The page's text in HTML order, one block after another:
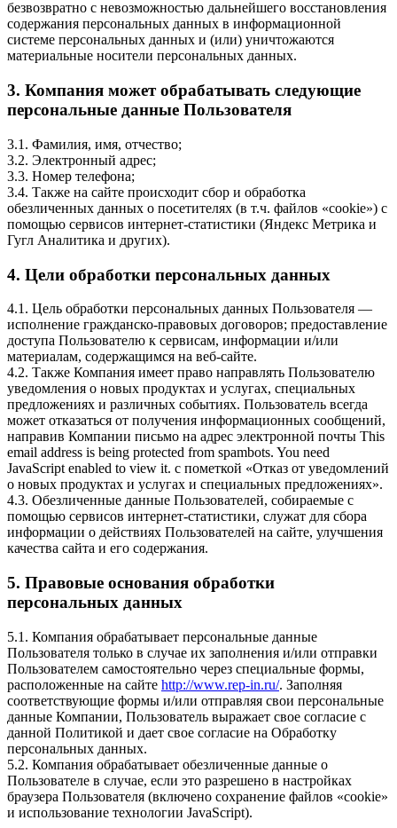
безвозвратно с невозможностью дальнейшего восстановления
содержания персональных данных в информационной
системе персональных данных и (или) уничтожаются
материальные носители персональных данных.
3. Компания может обрабатывать следующие
персональные данные Пользователя
3.1. Фамилия, имя, отчество;
3.2. Электронный адрес;
3.3. Номер телефона;
3.4. Также на сайте происходит сбор и обработка
обезличенных данных о посетителях (в т.ч. файлов «cookie») с
помощью сервисов интернет-статистики (Яндекс Метрика и
Гугл Аналитика и других).
4. Цели обработки персональных данных
4.1. Цель обработки персональных данных Пользователя —
исполнение гражданско-правовых договоров; предоставление
доступа Пользователю к сервисам, информации и/или
материалам, содержащимся на веб-сайте.
4.2. Также Компания имеет право направлять Пользователю
уведомления о новых продуктах и услугах, специальных
предложениях и различных событиях. Пользователь всегда
может отказаться от получения информационных сообщений,
направив Компании письмо на адрес электронной почты This
email address is being protected from spambots. You need
JavaScript enabled to view it. с пометкой «Отказ от уведомлений
о новых продуктах и услугах и специальных предложениях».
4.3. Обезличенные данные Пользователей, собираемые с
помощью сервисов интернет-статистики, служат для сбора
информации о действиях Пользователей на сайте, улучшения
качества сайта и его содержания.
5. Правовые основания обработки
персональных данных
5.1. Компания обрабатывает персональные данные
Пользователя только в случае их заполнения и/или отправки
Пользователем самостоятельно через специальные формы,
расположенные на сайте http://www.rep-in.ru/. Заполняя
соответствующие формы и/или отправляя свои персональные
данные Компании, Пользователь выражает свое согласие с
данной Политикой и дает свое согласие на Обработку
персональных данных.
5.2. Компания обрабатывает обезличенные данные о
Пользователе в случае, если это разрешено в настройках
браузера Пользователя (включено сохранение файлов «cookie»
и использование технологии JavaScript).